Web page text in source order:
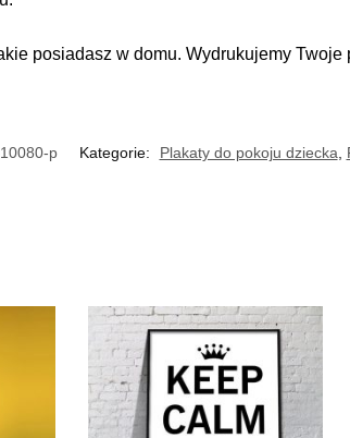
posiadasz w domu. Wydrukujemy
p Kategorie: Plakaty do pokoju dziecka,